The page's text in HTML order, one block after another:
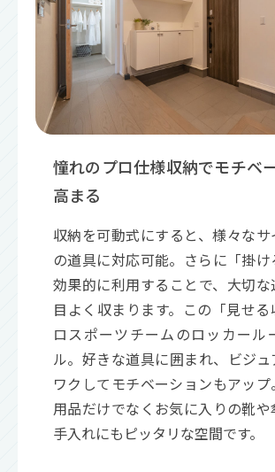
憧れのプロ仕様収納でモチベ
高まる
収納を可動式にすると、様々な
の道具に対応可能。さらに「掛け
効果的に利用することで、大切
目よく収まります。この「見せ
ロスポーツチームのロッカール
ル。好きな道具に囲まれ、ビジュ
ワクしてモチベーションもアッ
用品だけでなくお気に入りの靴
手入れにもピッタリな空間です。